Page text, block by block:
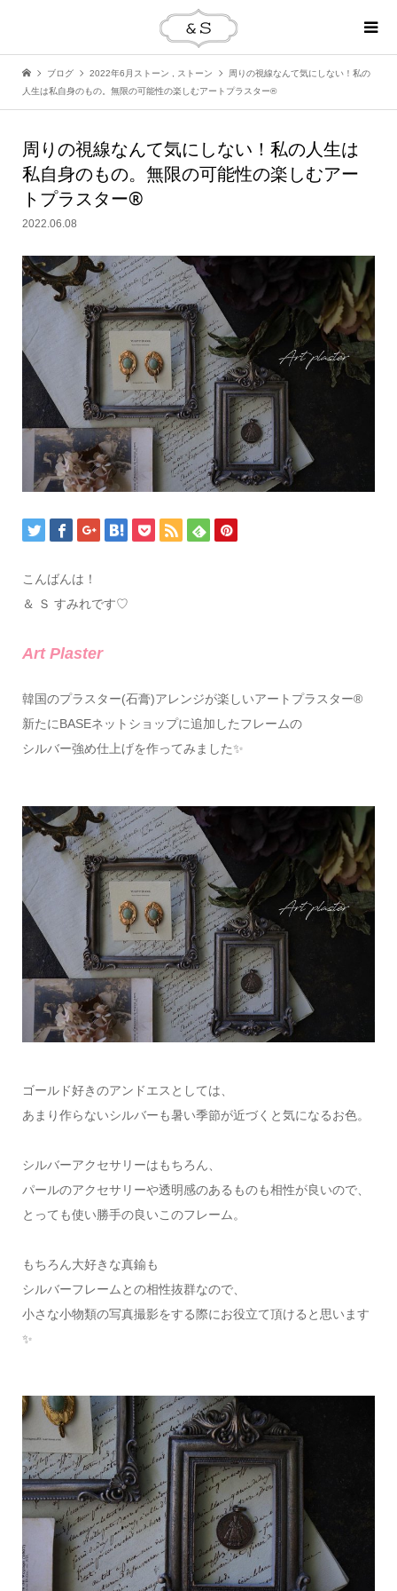
ブログ 2022年6月ストーン ストーン
周りの視線なんて気にしない！私の
人生は私自身のもの。無限の可能性の楽しむアートプラスター®
周りの視線なんて気にしない！私の人生は
私自身のもの。無限の可能性の楽しむアー
トプラスター®
2022.06.08
こんばんは！
＆ Ｓ すみれです♡
Art Plaster
韓国のプラスター(石膏)アレンジが楽しいアートプラスター®
新たにBASEネットショップに追加したフレームの
シルバー強め仕上げを作ってみました✨
ゴールド好きのアンドエスとしては、
あまり作らないシルバーも暑い季節が近づくと気になるお色。
シルバーアクセサリーはもちろん、
パールのアクセサリーや透明感のあるものも相性が良いので、
とっても使い勝手の良いこのフレーム。
もちろん大好きな真鍮も
シルバーフレームとの相性抜群なので、
小さな小物類の写真撮影をする際にお役立て頂けると思います
✨